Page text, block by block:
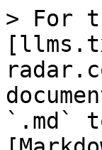
> For
`.md`